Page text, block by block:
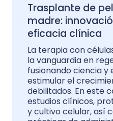
Trasplante de
madre:
eficacia clínica
La terapia con
la vanguardia en
fusionando ciencia
estimular el
debilitados. En este
estudios clínicos,
y cultivo celular, así